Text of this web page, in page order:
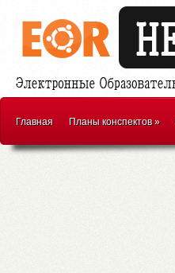
Главная Планы конспектов»